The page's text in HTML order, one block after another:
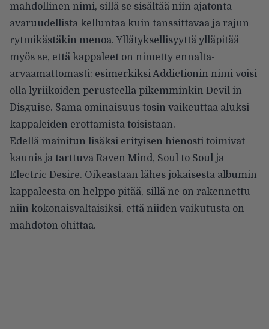
mahdollinen nimi, sillä se sisältää niin ajatonta
avaruudellista kelluntaa kuin tanssittavaa ja rajun
rytmikästäkin menoa. Yllätyksellisyyttä ylläpitää
myös se, että kappaleet on nimetty ennalta-
arvaamattomasti: esimerkiksi Addictionin nimi voisi
olla lyriikoiden perusteella pikemminkin Devil in
Disguise. Sama ominaisuus tosin vaikeuttaa aluksi
kappaleiden erottamista toisistaan.
Edellä mainitun lisäksi erityisen hienosti toimivat
kaunis ja tarttuva Raven Mind, Soul to Soul ja
Electric Desire. Oikeastaan lähes jokaisesta albumin
kappaleesta on helppo pitää, sillä ne on rakennettu
niin kokonaisvaltaisiksi, että niiden vaikutusta on
mahdoton ohittaa.